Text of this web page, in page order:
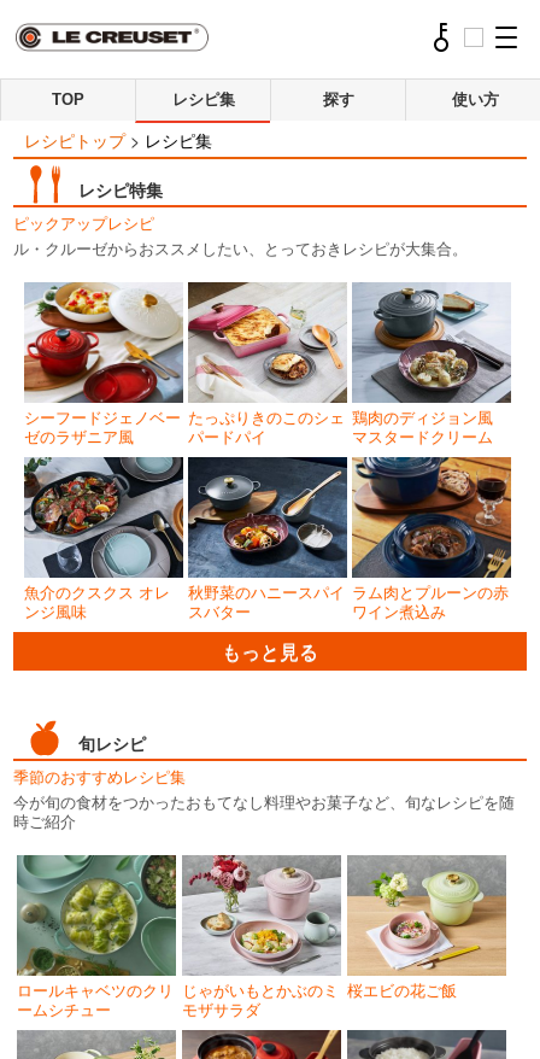
TOP レシピ集 探す 使い方
レシピトップ > レシピ集
レシピ特集
ピックアップレシピ
ル・クルーゼからおススメしたい、とっておきレシピが大集合。
シーフードジェノベー
ゼのラザニア風
たっぷりきのこのシェ
パードパイ
鶏肉のディジョン風
マスタードクリーム
魚介のクスクス オレ
ンジ風味
秋野菜のハニースパイ
スバター
ラム肉とプルーンの赤
ワイン煮込み
もっと見る
旬レシピ
季節のおすすめレシピ集
今が旬の食材をつかったおもてなし料理やお菓子など、旬なレシピを随
時ご紹介
ロールキャベツのクリ
ームシチュー
じゃがいもとかぶのミ
モザサラダ
桜エビの花ご飯